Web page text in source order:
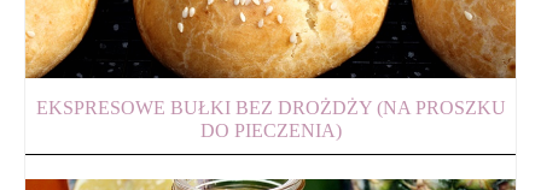
EKSPRESOWE BUŁKI BEZ DROŻDŻY (NA PROSZKU
DO PIECZENIA)